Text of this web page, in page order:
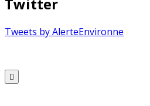
Twitter
Tweets by AlerteEnvironne
to